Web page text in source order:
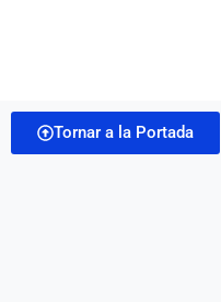
Tornar a la Portada